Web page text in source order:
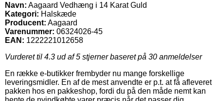
Navn: Aagaard Vedhæng i 14 Karat Guld
Kategori: Halskæde
Producent: Aagaard
Varenummer: 06324026-45
EAN: 1222221012658
Vurderet til 4.3 ud af 5 stjerner baseret på 30 anmeldelser
En række e-butikker frembyder nu mange forskellige
leveringsmidler. En af de mest anvendte er p.t. at få afleveret
pakken hos en pakkeshop, fordi du på den måde nemt kan